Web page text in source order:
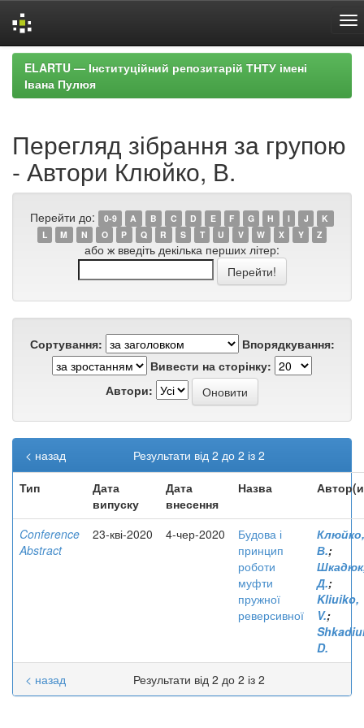
Skip
navigation
ELARTU — Інституційний репозитарій ТНТУ імені
Івана Пулюя
Перегляд зібрання за групою
- Автори Клюйко, В.
Перейти до: 0-9 A B C D E F G H I J
K
L
M N O P Q R S T U V W X Y Z
або ж введіть декілька перших літер:
Сортування:
Впорядкування:
Вивести на сторінку:
Автори:
Результати від 2 до 2 із 2
< назад
Тип
Дата
випуску
Дата
внесення
Назва
Conference
Abstract
23-кві-2020 4-чер-2020
Будова і
принцип
роботи
муфти
пружної
реверсивної
Клюйко,
В.;
Д.;
Kliuiko,
V.;
D.
Результати від 2 до 2 із 2
< назад